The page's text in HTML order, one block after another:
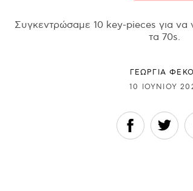
Συγκεντρώσαμε 10 key-pieces για να
τα 70s.
ΓΕΩΡΓΙΑ
10 ΙΟΥΝΊΟΥ